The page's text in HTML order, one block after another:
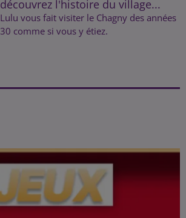
découvrez l'histoire du village...
Lulu vous fait visiter le Chagny des années
30 comme si vous y étiez.